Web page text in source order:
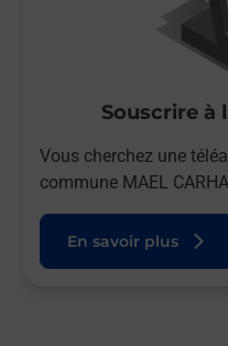
Souscrire à
Vous cherchez une
commune MAEL
En savoir plus